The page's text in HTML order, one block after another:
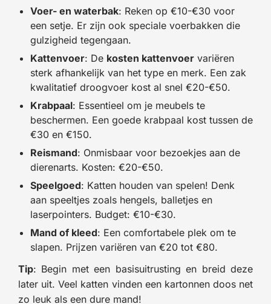
Voer- en waterbak: Reken op €10-€30 voor
een setje. Er zijn ook speciale voerbakken die
gulzigheid tegengaan.
Kattenvoer: De kosten kattenvoer variëren
sterk afhankelijk van het type en merk. Een zak
kwalitatief droogvoer kost al snel €20-€50.
Krabpaal: Essentieel om je meubels te
beschermen. Een goede krabpaal kost tussen de
€30 en €150.
Reismand: Onmisbaar voor bezoekjes aan de
dierenarts. Kosten: €20-€50.
Speelgoed: Katten houden van spelen! Denk
aan speeltjes zoals hengels, balletjes en
laserpointers. Budget: €10-€30.
Mand of kleed: Een comfortabele plek om te
slapen. Prijzen variëren van €20 tot €80.
Tip: Begin met een basisuitrusting en breid deze
later uit. Veel katten vinden een kartonnen doos net
zo leuk als een dure mand!